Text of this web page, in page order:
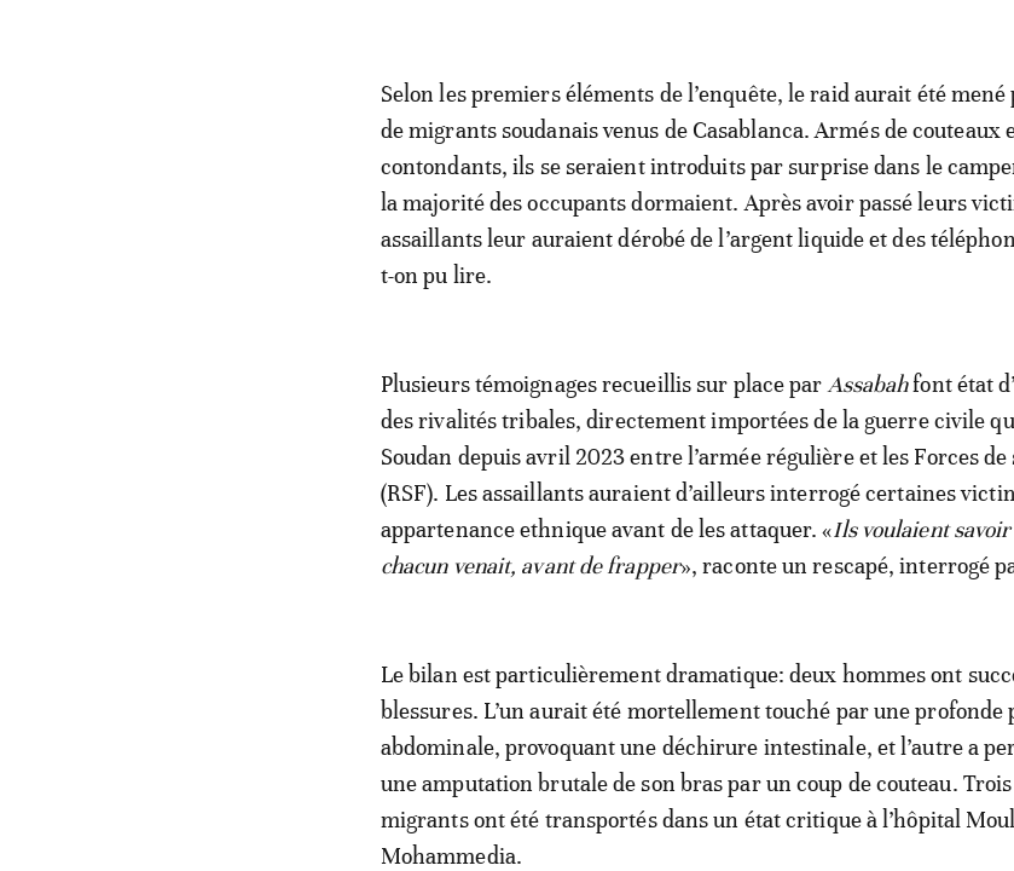
Selon les premiers éléments de l’enquête, le raid aurait été
de migrants soudanais venus de Casablanca. Armés de couteaux
contondants, ils se seraient introduits par surprise dans le
la majorité des occupants dormaient. Après avoir passé leurs
assaillants leur auraient dérobé de l’argent liquide et des
t-on pu lire.
Plusieurs témoignages recueillis sur place par Assabahfont état
des rivalités tribales, directement importées de la guerre civile
Soudan depuis avril 2023 entre l’armée régulière et les Forces
(RSF). Les assaillants auraient d’ailleurs interrogé certaines
appartenance ethnique avant de les attaquer. «Ils voulaient
chacun venait, avant de frapper», raconte un rescapé, interrogé
Le bilan est particulièrement dramatique: deux hommes ont
blessures. L’un aurait été mortellement touché par une profonde
abdominale, provoquant une déchirure intestinale, et l’autre a
une amputation brutale de son bras par un coup de couteau.
migrants ont été transportés dans un état critique à l’hôpital
Mohammedia.